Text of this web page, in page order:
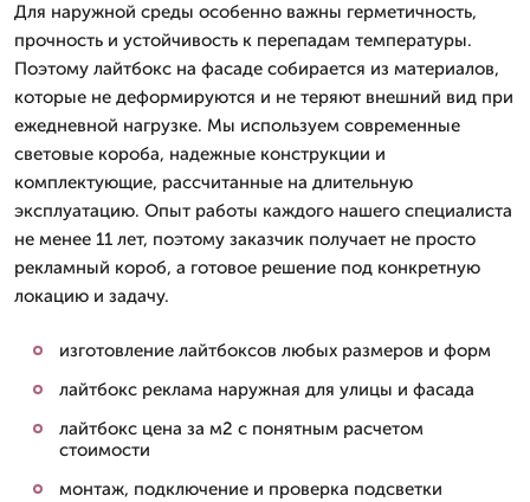
Для наружной среды особенно важны герметичность,
прочность и устойчивость к перепадам температуры.
Поэтому лайтбокс на фасаде собирается из материалов,
которые не деформируются и не теряют внешний вид при
ежедневной нагрузке. Мы используем современные
световые короба, надежные конструкции и
комплектующие, рассчитанные на длительную
эксплуатацию. Опыт работы каждого нашего специалиста
не менее 11 лет, поэтому заказчик получает не просто
рекламный короб, а готовое решение под конкретную
локацию и задачу.
изготовление лайтбоксов любых размеров и форм
лайтбокс реклама наружная для улицы и фасада
лайтбокс цена за м2 с понятным расчетом
стоимости
монтаж, подключение и проверка подсветки